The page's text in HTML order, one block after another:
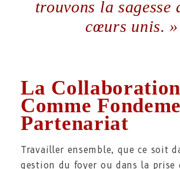
trouvons la sagesse
cœurs unis. »
La Collaboration
Comme
Partenariat
Travailler ensemble, que ce soit
gestion du foyer ou dans la prise